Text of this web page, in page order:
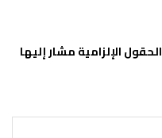
الحقول الإلزامية مشار إليها